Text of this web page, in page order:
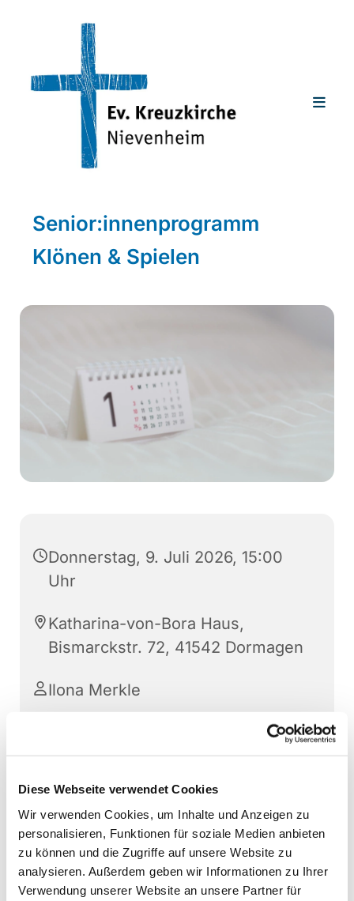
Diese Webseite verwendet Cookies
Wir verwenden Cookies, um Inhalte und Anzeigen zu
personalisieren, Funktionen für soziale Medien anbieten
zu können und die Zugriffe auf unsere Website zu
analysieren. Außerdem geben wir Informationen zu Ihrer
Verwendung unserer Website an unsere Partner für
Senior:innenprogramm
Klönen & Spielen
Donnerstag, 9. Juli 2026, 15:00
Uhr
Katharina-von-Bora Haus,
Bismarckstr. 72, 41542 Dormagen
Ilona Merkle